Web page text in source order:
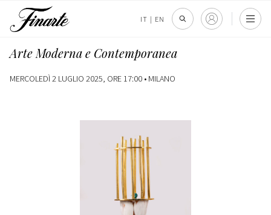
IT | EN
Arte Moderna e Contemporanea
MERCOLEDÌ 2 LUGLIO 2025, ORE 17:00 • MILANO